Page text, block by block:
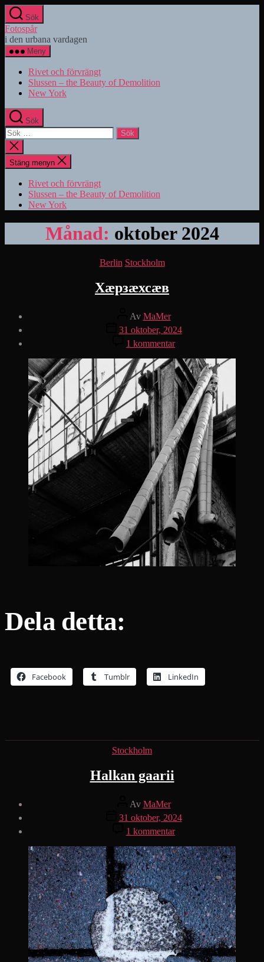
Hoppa
till
innehåll
Sök
Fotospår
i den urbana vardagen
Meny
Rivet och förvrängt
Slussen – the Beauty of Demolition
New York
Sök
Sök
efter:
Stäng
sökningen
Stäng menyn
Rivet och förvrängt
Slussen – the Beauty of Demolition
New York
Månad: oktober 2024
Kategorier
Berlin Stockholm
Хæрзæхсæв
Inläggsförfattare
Av MaMer
Inläggsdatum
31 oktober, 2024
1 kommentartill
Хæрзæхсæв
Dela detta:
Facebook Tumblr LinkedIn
Kategorier
Stockholm
Halkan gaarii
Inläggsförfattare
Av MaMer
Inläggsdatum
31 oktober, 2024
1 kommentartill
Halkan
gaarii